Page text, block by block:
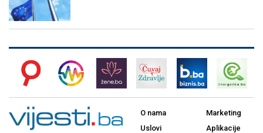
O nama
Uslovi
Marketing
Aplikacije